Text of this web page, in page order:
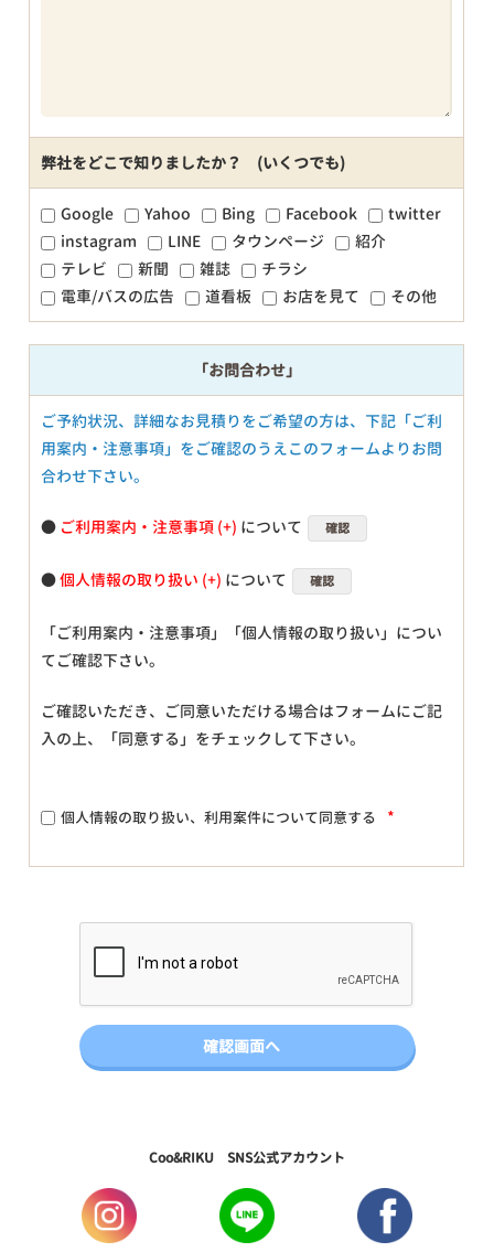
弊社をどこで知りましたか？ (いくつでも)
Google Yahoo Bing Facebook
twitter
instagram
LINE タウンページ
紹介
テレビ
新聞 雑誌
チラシ
電車/バスの広告
道看板 お店を見て その他
「お問合わせ」
ご予約状況、詳細なお見積りをご希望の方は、下記「ご利
用案内・注意事項」をご確認のうえこのフォームよりお問
合わせ下さい。
● ご利用案内・注意事項 について 確認
●個人情報の取り扱い について 確認
「ご利用案内・注意事項」「個人情報の取り扱い」につい
てご確認下さい。
ご確認いただき、ご同意いただける場合はフォームにご記
入の上、「同意する」をチェックして下さい。
個人情報の取り扱い、利用案件について同意する *
Coo&RIKU SNS公式アカウント